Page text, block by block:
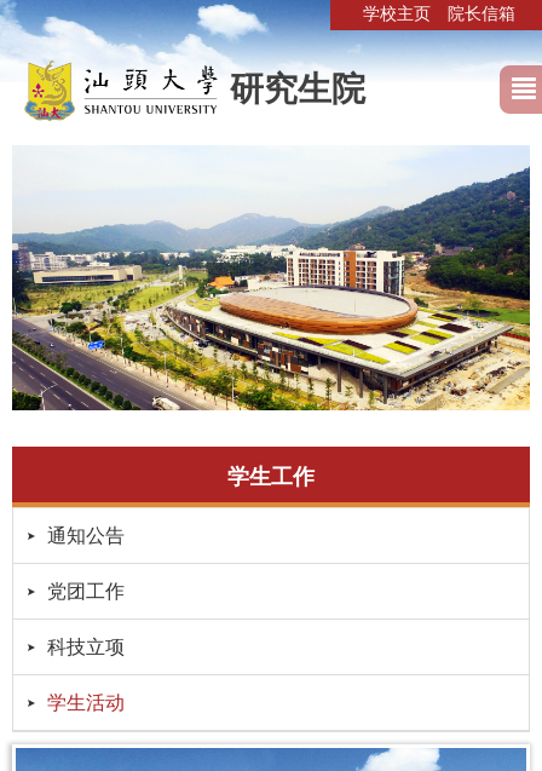
学校主页 院长信箱
研究生院
学生工作
通知公告
党团工作
科技立项
学生活动